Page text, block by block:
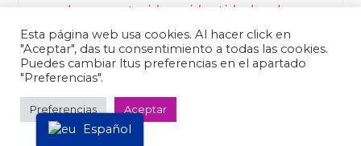
han construido su identidad en las
últimas décadas(pág 70-73)
29-09-2025 |Periódico Distrito
Villaverde|Cultura
en Wikipedia
30-09-2025 |
Esta página web usa cookies. Al hacer click en
"Aceptar", das tu consentimiento a todas las cookies.
Puedes cambiar ltus preferencias en el apartado
"Preferencias".
Preferencias Aceptar
Español